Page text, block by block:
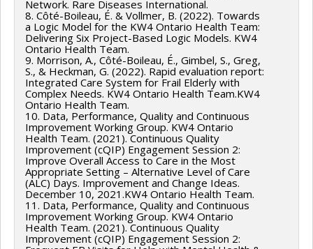
Network. Rare Diseases International.
8. Côté-Boileau, É. & Vollmer, B. (2022). Towards
a Logic Model for the KW4 Ontario Health Team:
Delivering Six Project-Based Logic Models. KW4
Ontario Health Team.
9. Morrison, A., Côté-Boileau, É., Gimbel, S., Greg,
S., & Heckman, G. (2022). Rapid evaluation report:
Integrated Care System for Frail Elderly with
Complex Needs. KW4 Ontario Health Team.KW4
Ontario Health Team.
10. Data, Performance, Quality and Continuous
Improvement Working Group. KW4 Ontario
Health Team. (2021). Continuous Quality
Improvement (cQIP) Engagement Session 2:
Improve Overall Access to Care in the Most
Appropriate Setting – Alternative Level of Care
(ALC) Days. Improvement and Change Ideas.
December 10, 2021.KW4 Ontario Health Team.
11. Data, Performance, Quality and Continuous
Improvement Working Group. KW4 Ontario
Health Team. (2021). Continuous Quality
Improvement (cQIP) Engagement Session 2: